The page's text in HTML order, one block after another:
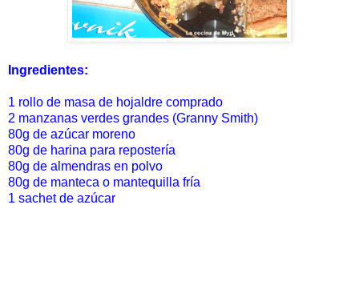
Ingredientes:
1 rollo de masa de hojaldre comprado
2 manzanas verdes grandes (Granny Smith)
80g de azúcar moreno
80g de harina para repostería
80g de almendras en polvo
80g de manteca o mantequilla fría
1 sachet de azúcar